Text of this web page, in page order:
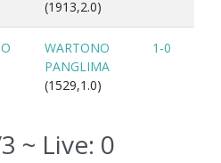
(1913,2.0)
WARTONO
PANGLIMA
(1529,1.0)
1-0
~ Live: 0